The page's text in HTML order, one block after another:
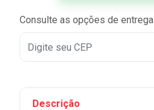
Consulte as opções de entrega
Descrição